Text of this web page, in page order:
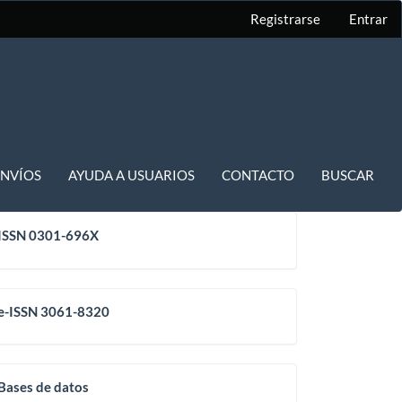
Registrarse Entrar
AYUDA A USUARIOS CONTACTO BUSCAR
0301-696X
ISSN 3061-8320
de datos